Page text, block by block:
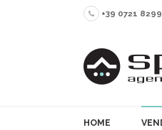
+39 0721
HOME